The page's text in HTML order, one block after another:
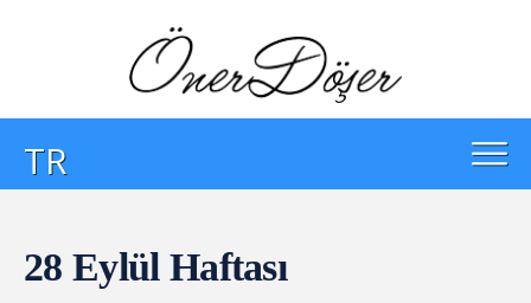
TR
28 Eylül Haftası